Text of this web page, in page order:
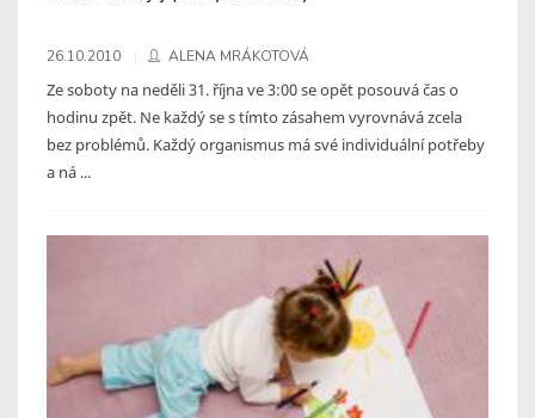
26.10.2010 ALENA MRÁKOTOVÁ
Ze soboty na neděli 31. října ve 3:00 se opět posouvá čas o
hodinu zpět. Ne každý se s tímto zásahem vyrovnává zcela
bez problémů. Každý organismus má své individuální potřeby
a ná ...